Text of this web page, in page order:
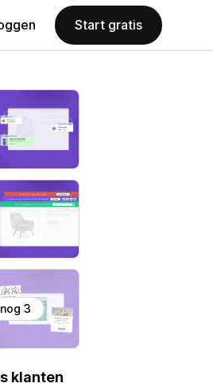
Start gratis
3
klanten